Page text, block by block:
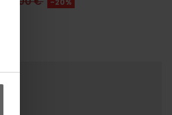
-20%